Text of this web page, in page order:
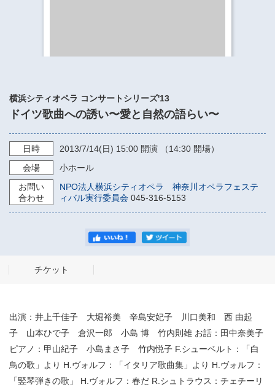
横浜シティオペラ コンサートシリーズ'13
ドイツ歌曲への誘い〜愛と自然の語らい〜
日時 2013/7/14(日) 15:00 開演 （14:30 開場）
会場
小ホール
お問い
合わせ
NPO法人横浜シティオペラ 神奈川オペラフェステ
ィバル実行委員会 045-316-5153
チケット
出演：井上千佳子 大堀裕美 辛島安妃子 川口美和 西 由起
子 山本ひで子 倉沢一郎 小島 博 竹内則雄 お話：田中奈美子
ピアノ：甲山紀子 小島まさ子 竹内悦子 F.シューベルト：「白
鳥の歌」より H.ヴォルフ：「イタリア歌曲集」より H.ヴォルフ：
「竪琴弾きの歌」 H.ヴォルフ：春だ R.シュトラウス：チェチーリ